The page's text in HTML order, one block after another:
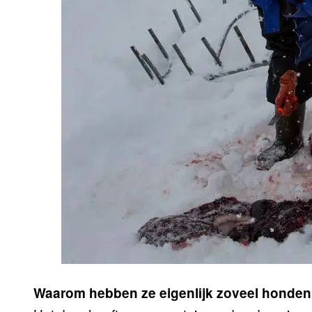
Waarom hebben ze eigenlijk zoveel